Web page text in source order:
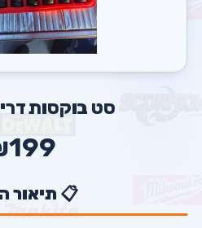
סט בוקסות
📋 תיאור